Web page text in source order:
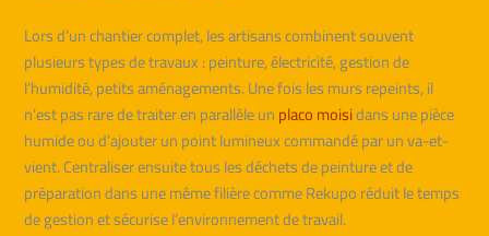
Lors d’un chantier complet, les artisans combinent souvent
plusieurs types de travaux : peinture, électricité, gestion de
l’humidité, petits aménagements. Une fois les murs repeints, il
n’est pas rare de traiter en parallèle unplaco moisidans une pièce
humide ou d’ajouter un point lumineux commandé par un va-et-
vient. Centraliser ensuite tous les déchets de peinture et de
préparation dans une même filière comme Rekupo réduit le temps
de gestion et sécurise l’environnement de travail.